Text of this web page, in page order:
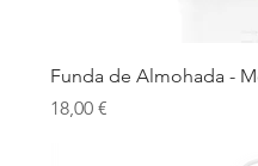
Funda de Almohada -
Precio
18,00 €